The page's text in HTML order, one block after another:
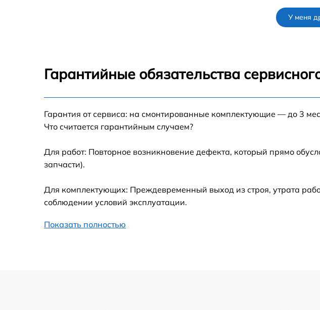
Замена шим-контроллера
Замена корпуса
Замена USB порта
У меня
Гарантийные обязательства
Гарантия от сервиса: на смонтированные комплектующие — до 3
Что считается гарантийным случаем?
Для работ: Повторное возникновение дефекта, который прямо
запчасти).
Для комплектующих: Преждевременный выход из строя, утрата
соблюдении условий эксплуатации.
Показать полностью